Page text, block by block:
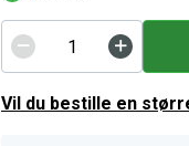
Vil du bestille en